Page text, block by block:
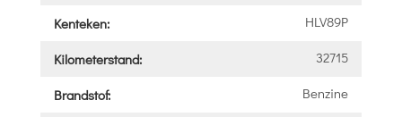
Kenteken: HLV89P
Kilometerstand: 32715
Brandstof: Benzine